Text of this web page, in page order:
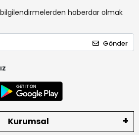
haberdar olmak
Gönder
Kurumsal